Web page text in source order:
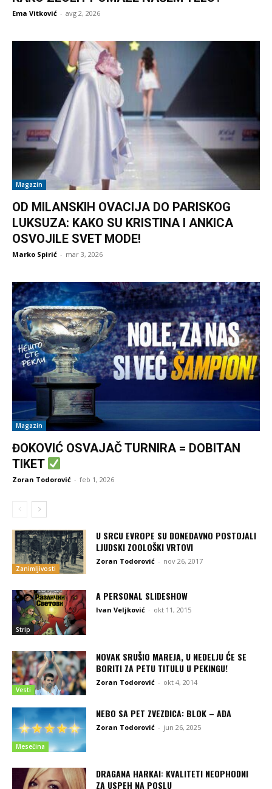
Ema Vitković - avg 2, 2026
Magazin
OD MILANSKIH OVACIJA DO PARISKOG
LUKSUZA: KAKO SU KRISTINA I ANKICA
OSVOJILE SVET MODE!
Marko Spirić - mar 3, 2026
Magazin
ĐOKOVIĆ OSVAJAČ TURNIRA = DOBITAN
TIKET
Zoran Todorović - feb 1, 2026
Zanimljivosti
U SRCU EVROPE SU DONEDAVNO POSTOJALI
LJUDSKI ZOOLOŠKI VRTOVI
Zoran Todorović - nov 26, 2017
Strip
A PERSONAL SLIDESHOW
Ivan Veljković - okt 11, 2015
Vesti
NOVAK SRUŠIO MAREJA, U NEDELJU ĆE SE
BORITI ZA PETU TITULU U PEKINGU!
Zoran Todorović - okt 4, 2014
Mesečina
NEBO SA PET ZVEZDICA: BLOK – ADA
Zoran Todorović - jun 26, 2025
DRAGANA HARKAI: KVALITETI NEOPHODNI
ZA USPEH NA POSLU